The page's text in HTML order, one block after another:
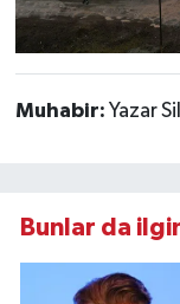
Muhabir: Yazar
Bunlar da